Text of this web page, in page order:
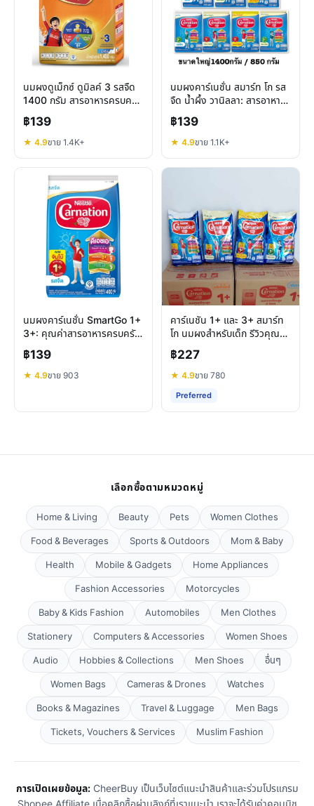
นมผงดูเม็กซ์ ดูมิลค์ 3 รสจืด
1400 กรัม สารอาหารครบครัน
ทั้งครอบครัว
฿139
★ 4.9ขาย 1.4K+
นมผงคาร์เนชั่น สมาร์ท โก รส
จืด น้ำผึ้ง วานิลลา: สารอาหาร
ครบครันสำหรับทุกคน
฿139
★ 4.9ขาย 1.1K+
นมผงคาร์เนชั่น SmartGo 1+
3+: คุณค่าสารอาหารครบครัน
สำหรับเด็กและครอบครัว
฿139
★ 4.9ขาย 903
คาร์เนชัน 1+ และ 3+ สมาร์ท
โก นมผงสำหรับเด็ก รีวิวคุณค่า
ครบครัน
฿227
★ 4.9ขาย 780
Preferred
เลือกซื้อตามหมวดหมู่
Home & Living Beauty Pets
Women Clothes
Food & Beverages
Sports & Outdoors
Mom & Baby
Health
Mobile & Gadgets
Home Appliances
Fashion Accessories
Motorcycles
Baby & Kids Fashion
Automobiles
Men Clothes
Stationery
Computers & Accessories
Women Shoes
Audio
Hobbies & Collections Men Shoes
อื่นๆ
Women Bags
Cameras & Drones
Watches
Books & Magazines
Travel & Luggage
Men Bags
Tickets, Vouchers & Services
Muslim Fashion
การเปิดเผยข้อมูล:CheerBuy เป็นเว็บไซต์แนะนำสินค้าและร่วมโปรแกรม